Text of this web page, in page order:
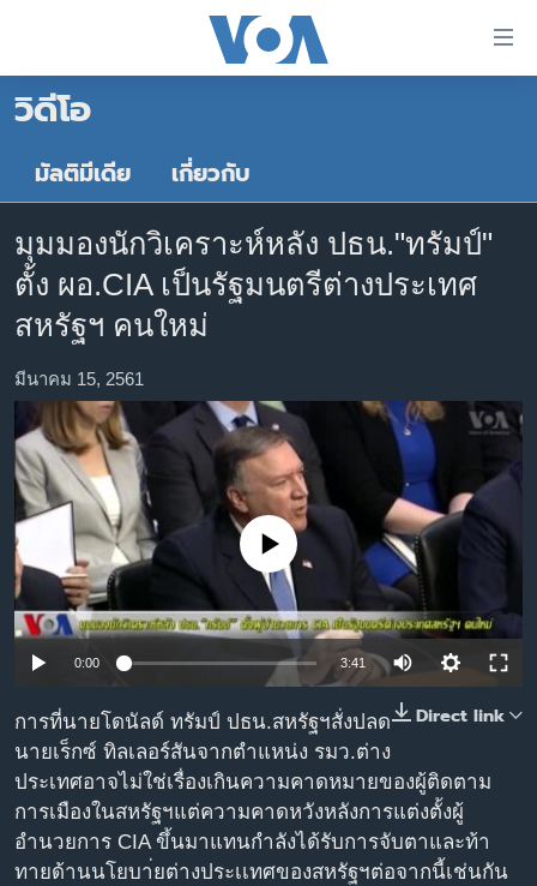
ต่อ
เนื้อหา
ข้าม
ไป
หน้า
ข้าม
ไป
การ
ค้นหา
หน้าหลัก
โลก
เอเชีย
สหรัฐฯ
ไทย
ธุรกิจ
วิทยาศาสตร์
สังคมและสุขภาพ
ไลฟ์สไตล์
ตรวจสอบข่าว
เรียนรู้ภาษาอังกฤษ
พอดคาสต์
ติดตามเรา
เลือกภาษา
วิดีโอ
มัลติมีเดีย เกี่ยวกับ
มุมมองนักวิเคราะห์หลัง ปธน."ทรัมป์"
ตั้ง ผอ.CIA เป็นรัฐมนตรีต่างประเทศ
สหรัฐฯ คนใหม่
มีนาคม 15, 2561
No media source currently available
0:00 3:41
Direct link
การที่นายโดนัลด์ ทรัมป์ ปธน.สหรัฐฯสั่งปลด
นายเร็กซ์ ทิลเลอร์สันจากตำแหน่ง รมว.ต่าง
ประเทศอาจไม่ใช่เรื่องเกินความคาดหมายของผู้ติดตาม
การเมืองในสหรัฐฯแต่ความคาดหวังหลังการแต่งตั้งผู้
อำนวยการ CIA ขึ้นมาแทนกำลังได้รับการจับตาและท้า
ทายด้านนโยบา่ยต่างประเเทศของสหรัฐฯต่อจากนี้เช่นกัน